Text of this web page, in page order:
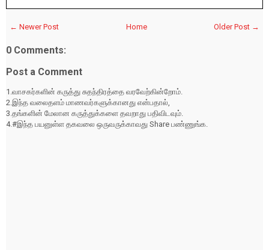
← Newer Post Older Post →
Home
0 Comments:
Post a Comment
1.வாசகர்களின் கருத்து சுதந்திரத்தை வரவேற்கின்றோம்.
2.இந்த வலைதளம் மாணவர்களுக்கானது என்பதால்,
3.தங்களின் மேலான கருத்துக்களை தவறாது பதிவிடவும்.
4.#இந்த பயனுள்ள தகவலை ஒருவருக்காவது Share பண்ணுங்க.